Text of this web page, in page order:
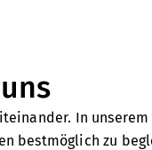
In unserem
bestmöglich zu